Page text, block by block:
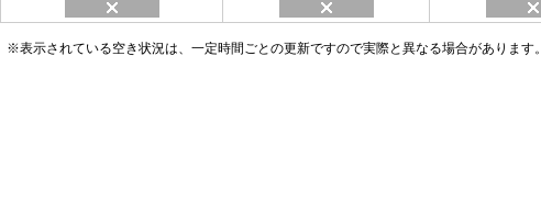
※表示されている空き状況は、一定時間ごとの更新ですので実際と異なる場合があります。